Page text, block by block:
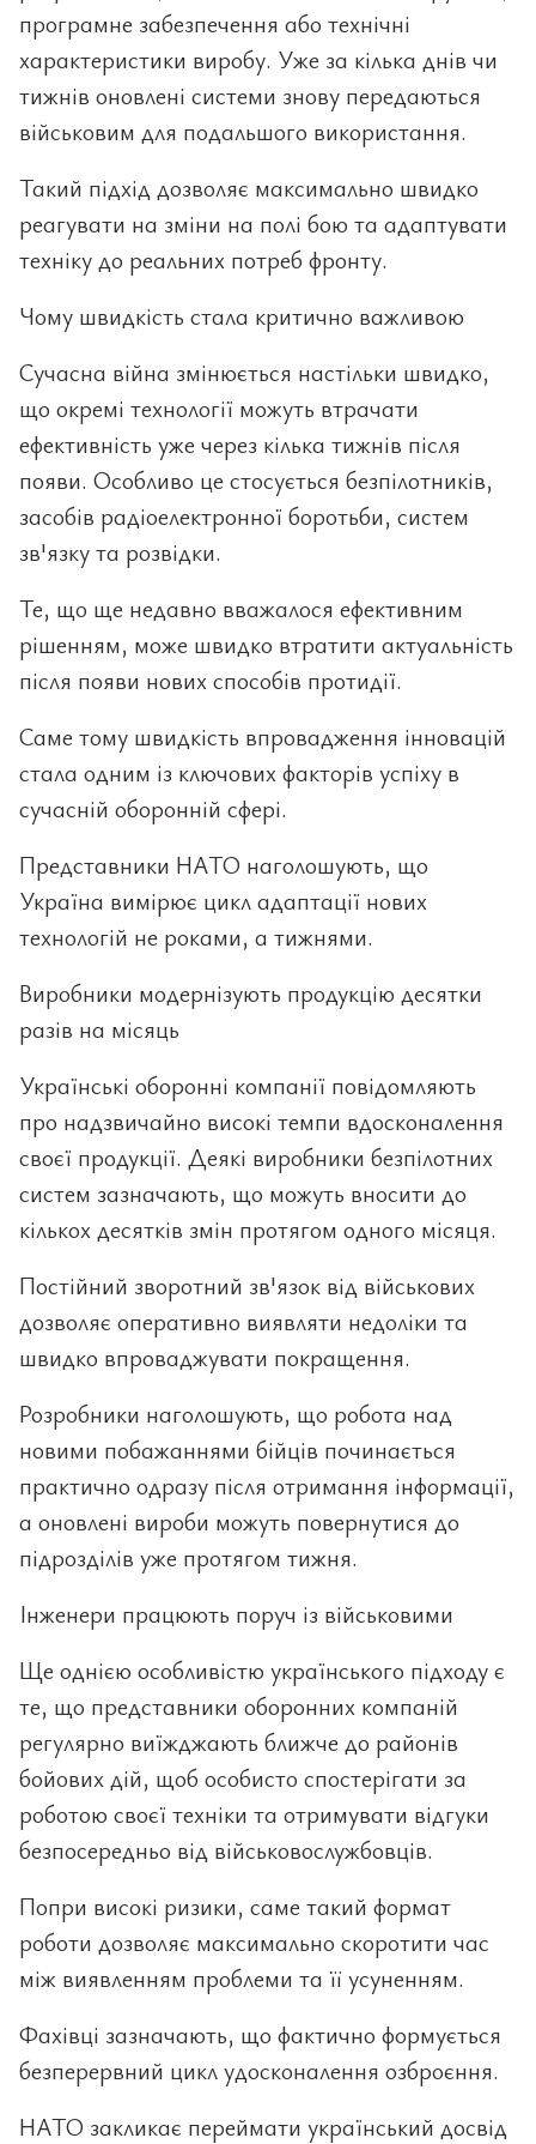
програмне забезпечення або технічні
характеристики виробу. Уже за кілька днів чи
тижнів оновлені системи знову передаються
військовим для подальшого використання.
Такий підхід дозволяє максимально швидко
реагувати на зміни на полі бою та адаптувати
техніку до реальних потреб фронту.
Чому швидкість стала критично важливою
Сучасна війна змінюється настільки швидко,
що окремі технології можуть втрачати
ефективність уже через кілька тижнів після
появи. Особливо це стосується безпілотників,
засобів радіоелектронної боротьби, систем
зв'язку та розвідки.
Те, що ще недавно вважалося ефективним
рішенням, може швидко втратити актуальність
після появи нових способів протидії.
Саме тому швидкість впровадження інновацій
стала одним із ключових факторів успіху в
сучасній оборонній сфері.
Представники НАТО наголошують, що
Україна вимірює цикл адаптації нових
технологій не роками, а тижнями.
Виробники модернізують продукцію десятки
разів на місяць
Українські оборонні компанії повідомляють
про надзвичайно високі темпи вдосконалення
своєї продукції. Деякі виробники безпілотних
систем зазначають, що можуть вносити до
кількох десятків змін протягом одного місяця.
Постійний зворотний зв'язок від військових
дозволяє оперативно виявляти недоліки та
швидко впроваджувати покращення.
Розробники наголошують, що робота над
новими побажаннями бійців починається
практично одразу після отримання інформації,
а оновлені вироби можуть повернутися до
підрозділів уже протягом тижня.
Інженери працюють поруч із військовими
Ще однією особливістю українського підходу є
те, що представники оборонних компаній
регулярно виїжджають ближче до районів
бойових дій, щоб особисто спостерігати за
роботою своєї техніки та отримувати відгуки
безпосередньо від військовослужбовців.
Попри високі ризики, саме такий формат
роботи дозволяє максимально скоротити час
між виявленням проблеми та її усуненням.
Фахівці зазначають, що фактично формується
безперервний цикл удосконалення озброєння.
НАТО закликає переймати український досвід